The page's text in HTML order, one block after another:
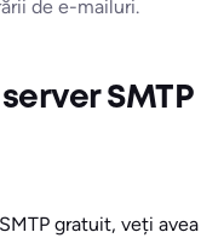
de e-mailuri.
SMTP
gratuit, veți avea